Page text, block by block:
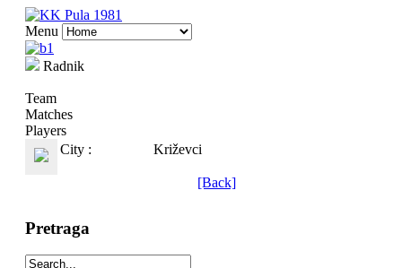
Menu
Radnik
Team
Matches
Players
City :
Križevci
[Back]
Pretraga